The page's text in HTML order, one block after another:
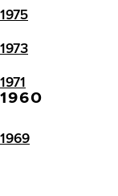
1975
1973
1971
1960
1969